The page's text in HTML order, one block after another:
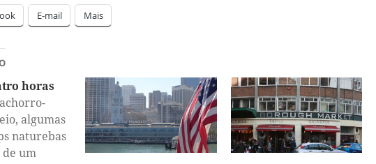
E-mail Mais
horas
algumas
naturebas
de um